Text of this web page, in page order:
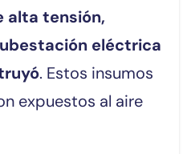
alta tensión,
eléctrica
. Estos insumos
expuestos al aire